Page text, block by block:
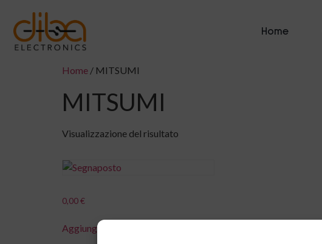
Home
Home / MITSUMI
MITSUMI
Visualizzazione del risultato
0,00€
Aggiungi al carrello